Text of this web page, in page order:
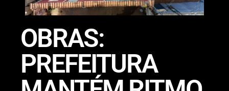
OBRAS:
PREFEITURA